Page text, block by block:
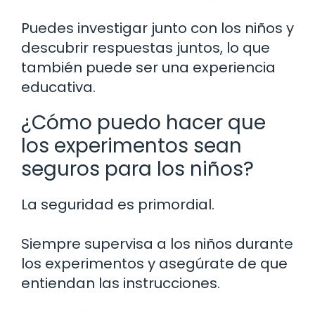
Puedes investigar junto con los niños y
descubrir respuestas juntos, lo que
también puede ser una experiencia
educativa.
¿Cómo puedo hacer que
los experimentos sean
seguros para los niños?
La seguridad es primordial.
Siempre supervisa a los niños durante
los experimentos y asegúrate de que
entiendan las instrucciones.